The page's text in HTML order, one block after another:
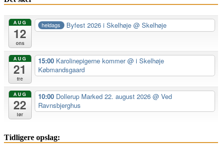
AUG
12
ons
heldags Byfest 2026 i Skelhøje@ Skelhøje
AUG
21
fre
15:00 Karolinepigerne kommer@ i Skelhøje
Købmandsgaard
AUG
22
lør
10:00 Dollerup Marked 22. august 2026 @ Ved
Ravnsbjerghus
Tidligere opslag: